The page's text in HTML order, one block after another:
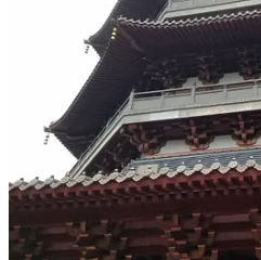
Por supuesto, sigue
© 2026 Artorius INC·Privacidad∙
Crea tu Substack
Descargar la app